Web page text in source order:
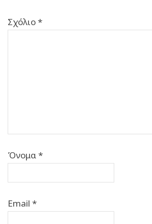
Σχόλιο*
Όνομα*
Email *